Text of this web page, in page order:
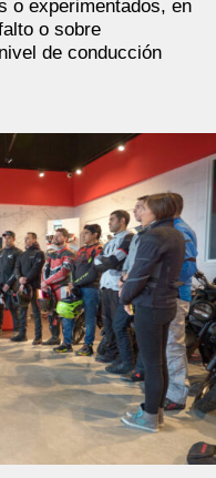
o experimentados, en
o sobre
de conducción